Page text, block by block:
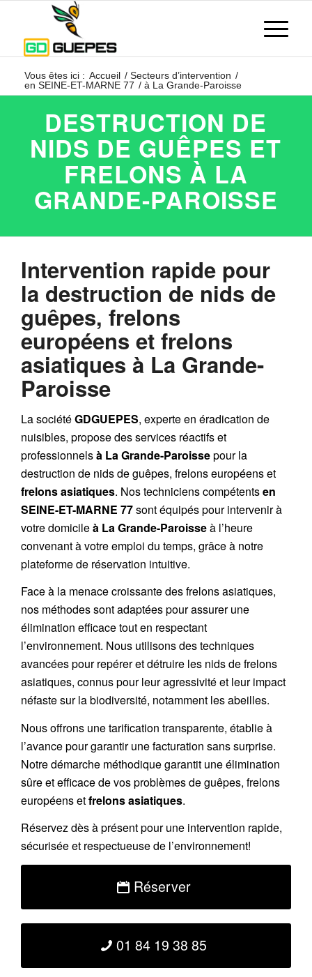
Vous êtes ici : Accueil / Secteurs d’intervention /
en SEINE-ET-MARNE 77 / à La Grande-Paroisse
DESTRUCTION DE
NIDS DE GUÊPES ET
FRELONS À LA
GRANDE-PAROISSE
Intervention rapide pour
la destruction de nids de
guêpes, frelons
européens et frelons
asiatiques à La Grande-
Paroisse
La sociétéGDGUEPES, experte en éradication de
nuisibles, propose des services réactifs et
professionnelsà La Grande-Paroissepour la
destruction de nids de guêpes, frelons européenset
frelons asiatiques. Nos techniciens compétentsen
SEINE-ET-MARNE 77sont équipés pour intervenir à
votre domicileà La Grande-Paroisseà l’heure
convenant à votre emploi du temps, grâce à notre
plateforme de réservation intuitive.
Face à la menace croissante des frelons asiatiques,
nos méthodes sont adaptées pour assurer une
élimination efficace tout en respectant
l’environnement. Nous utilisons des techniques
avancées pour repérer et détruire les nids defrelons
asiatiques, connus pour leur agressivité et leur impact
néfaste sur la biodiversité, notamment les abeilles.
Nous offrons unetarification transparente, établie à
l’avance pour garantir une facturation sans surprise.
Notre démarche méthodique garantit une élimination
sûre et efficace de vos problèmes de guêpes, frelons
européens etfrelons asiatiques.
Réservezdès à présent pour une intervention rapide,
sécurisée et respectueuse de l’environnement!
Réserver
01 84 19 38 85